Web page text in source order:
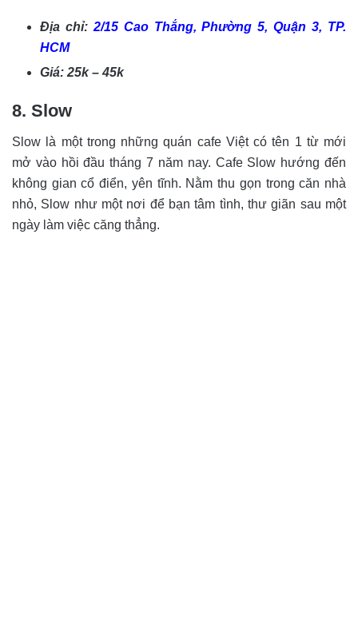
Địa chỉ: 2/15 Cao Thắng, Phường 5, Quận 3, TP.
HCM
Giá: 25k – 45k
8. Slow
Slow là một trong những quán cafe Việt có tên 1 từ mới
mở vào hồi đầu tháng 7 năm nay. Cafe Slow hướng đến
không gian cổ điển, yên tĩnh. Nằm thu gọn trong căn nhà
nhỏ, Slow như một nơi để bạn tâm tình, thư giãn sau một
ngày làm việc căng thẳng.